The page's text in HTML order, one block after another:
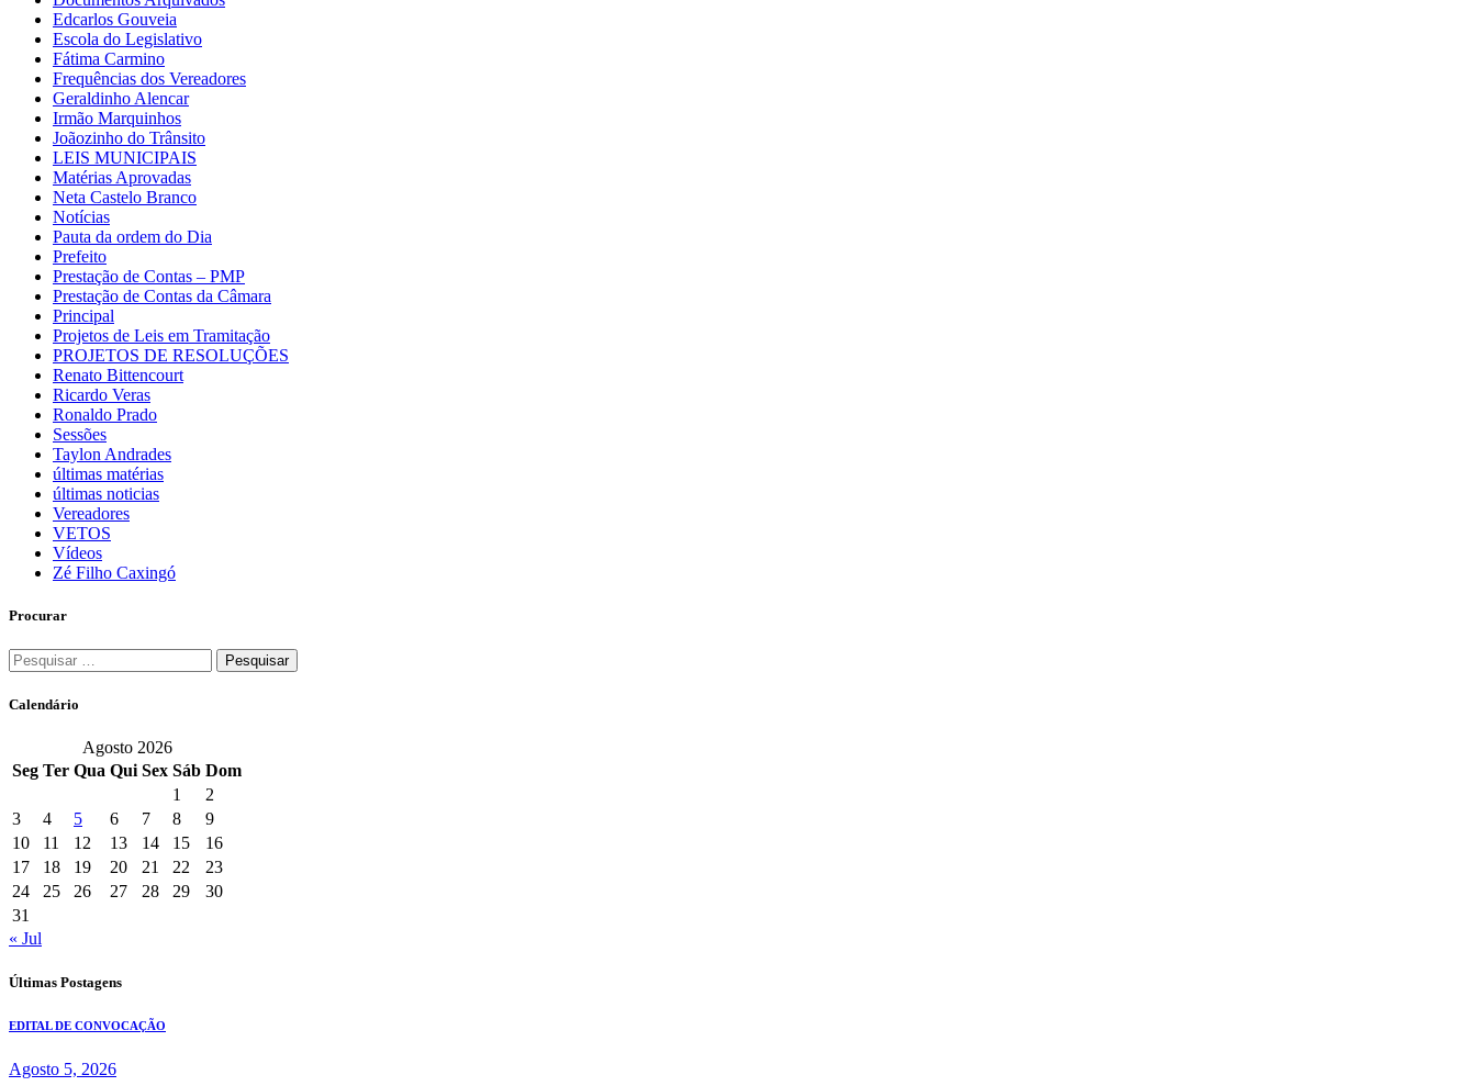
Edcarlos Gouveia
Escola do Legislativo
Fátima Carmino
Frequências dos Vereadores
Geraldinho Alencar
Irmão Marquinhos
Joãozinho do Trânsito
LEIS MUNICIPAIS
Matérias Aprovadas
Neta Castelo Branco
Notícias
Pauta da ordem do Dia
Prefeito
Prestação de Contas – PMP
Prestação de Contas da Câmara
Principal
Projetos de Leis em Tramitação
PROJETOS DE RESOLUÇÕES
Renato Bittencourt
Ricardo Veras
Ronaldo Prado
Sessões
Taylon Andrades
últimas matérias
últimas noticias
Vereadores
VETOS
Vídeos
Zé Filho Caxingó
Procurar
Pesquisar
por:
Calendário
Agosto 2026
Seg Ter Qua Qui Sex Sáb Dom
1
2
3
4 5 6 7 8
9
10
11 12 13 14 15
16
17
18 19 20 21 22
23
24
25 26 27 28 29
30
31
« Jul
Últimas Postagens
EDITAL DE CONVOCAÇÃO
Agosto 5, 2026